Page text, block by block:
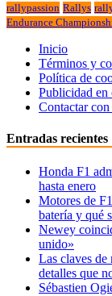
rallypassion Rallys
Endurance
Inicio
Términos y
Política de
Publicidad en
Contactar
Entradas recientes
Honda F1
hasta enero
Motores de
batería y qué
Newey
unido»
Las claves
detalles que
Sébastien